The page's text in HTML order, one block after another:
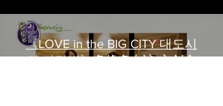
《LOVE in the BIG CITY 대도시
의 사랑법》多伦多专访 主创金